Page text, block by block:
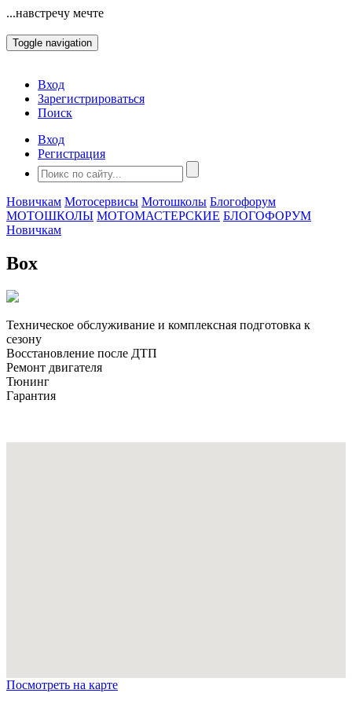
...навстречу мечте
Toggle navigation
Вход
Зарегистрироваться
Поиск
Вход
Регистрация
Новичкам Мотосервисы Мотошколы Блогофорум
МОТОШКОЛЫ МОТОМАСТЕРСКИЕ БЛОГОФОРУМ
Новичкам
Box
Техническое обслуживание и комплексная подготовка к
сезону
Восстановление после ДТП
Ремонт двигателя
Тюнинг
Гарантия
Посмотреть на карте